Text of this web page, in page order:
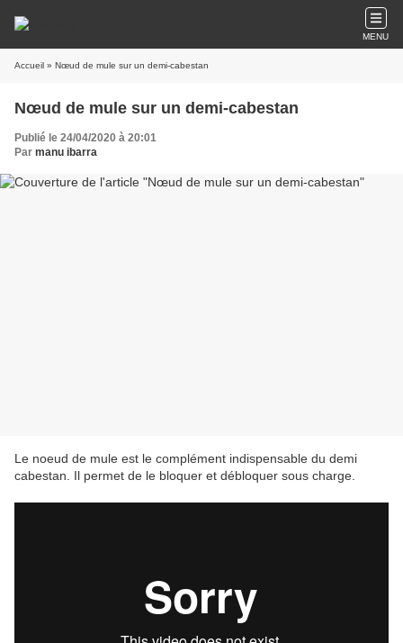
MENU
Accueil » Nœud de mule sur un demi-cabestan
Nœud de mule sur un demi-cabestan
Publié le 24/04/2020 à 20:01
Par manu ibarra
Le noeud de mule est le complément indispensable du demi
cabestan. Il permet de le bloquer et débloquer sous charge.